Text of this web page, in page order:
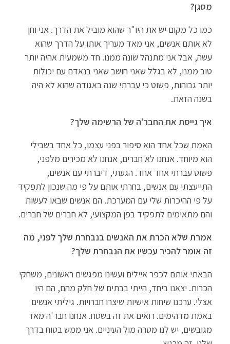
מסגן?
כמו כל מקום יש את היו"ר שהוא מוביל את הדרך. אני וחן
לא אותם אנשים, אני מאד מעריך אותו על הדרך שהוא
עשה, אבל אני מתנהל שונה ממנו. חד משמעית אהיה יותר
טוב ממנו, לא בגלל שאני חושב שאני בנאדם עם יכולות
יותר גבוהות, פשוט כי עברתי שנה באגודה שהוא לא היה
בשנה הזאת.
איך גייסת את החבר'ה של הרשימה שלך?
האמת שכל אחד הוא סיפור בפני עצמו, כל אחד בשבילי
הוא מיוחד. אנחנו לא חברים, אנחנו לא מכירים מלפני,
פשוט עברתי אחד אחד. הגעתי, דיברתי עם אנשים,
התייעצתי עם אנשים, בחרתי אותם על פי מה שנכון לתפקיד
על פי ההיכרות שלי עם המערכת. הם אנשים שבאו לעשות
והם מתאימים לתפקיד בפן המקצועי, לא חברים של חברים.
אמרת שלא הכרת את האנשים בנבחרת שלך לפני, מה
זה אומר להכיר עכשיו את הנבחרת שלך?
הבאתי אותם לכפר איילים ועשינו מפגשים ראשונים, משחקי
הכרות. יצאנו ביחד, הייתי בבתים של חלק מהם, הם היו
אצלי. ערכנו שיחות אישיות שיצרו חברויות. גיליתי אנשים
באמת מדהימים. רואים את זה בשטח. אנחנו חבר'ה מאד
מגובשים, יש לנו מטרה מול העיניים. אני ממש בטוח בדרך